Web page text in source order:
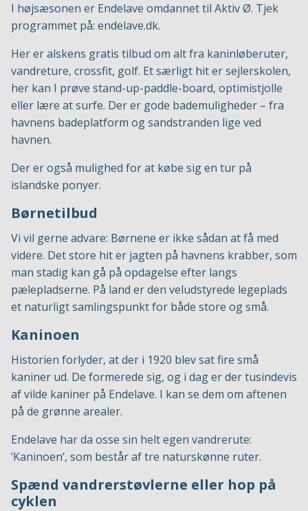
I højsæsonen er Endelave omdannet til Aktiv Ø. Tjek
programmet på: endelave.dk.
Her er alskens gratis tilbud om alt fra kaninløberuter,
vandreture, crossfit, golf. Et særligt hit er sejlerskolen,
her kan I prøve stand-up-paddle-board, optimistjolle
eller lære at surfe. Der er gode bademuligheder – fra
havnens badeplatform og sandstranden lige ved
havnen.
Der er også mulighed for at købe sig en tur på
islandske ponyer.
Børnetilbud
Vi vil gerne advare: Børnene er ikke sådan at få med
videre. Det store hit er jagten på havnens krabber, som
man stadig kan gå på opdagelse efter langs
pælepladserne. På land er den veludstyrede legeplads
et naturligt samlingspunkt for både store og små.
Kaninoen
Historien forlyder, at der i 1920 blev sat fire små
kaniner ud. De formerede sig, og i dag er der tusindevis
af vilde kaniner på Endelave. I kan se dem om aftenen
på de grønne arealer.
Endelave har da osse sin helt egen vandrerute:
’Kaninoen’, som består af tre naturskønne ruter.
Spænd vandrerstøvlerne eller hop på
cyklen